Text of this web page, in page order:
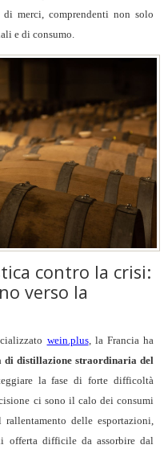
merci, comprendenti non solo
e di consumo.
contro la crisi:
verso la
wein.plus, la Francia ha
di distillazione straordinaria del
la fase di forte difficoltà
ci sono il calo dei consumi
delle esportazioni,
offerta difficile da assorbire dal